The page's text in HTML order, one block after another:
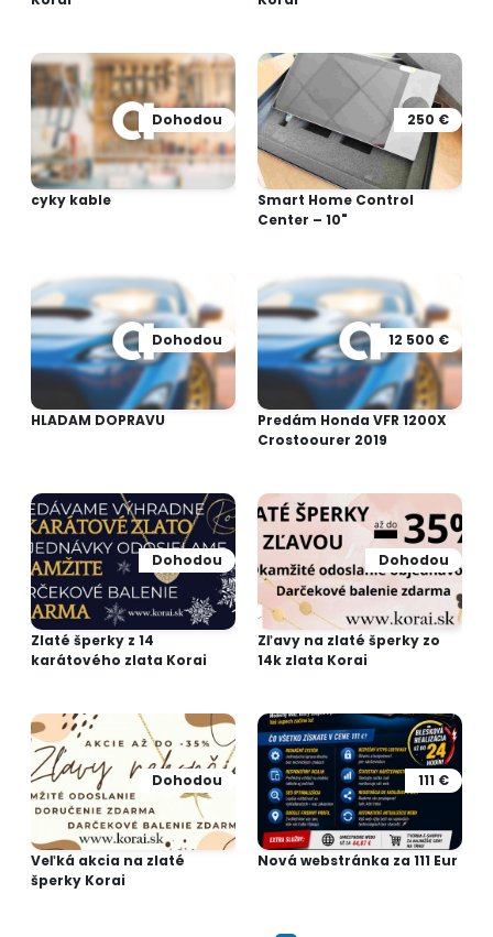
Dohodou
cyky kable
250 €
Smart Home Control
Center – 10"
Dohodou
HLADAM DOPRAVU
12 500 €
Predám Honda VFR 1200X
Crostoourer 2019
Dohodou
Zlaté šperky z 14
karátového zlata Korai
Dohodou
Zľavy na zlaté šperky zo
14k zlata Korai
Dohodou
Veľká akcia na zlaté
šperky Korai
111 €
Nová webstránka za 111 Eur